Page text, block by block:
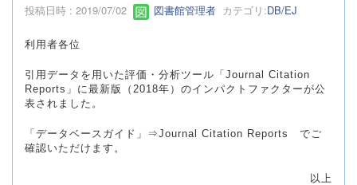
投稿日時 : 2019/07/02 図書館管理者 カテゴリ:DB/EJ
利用者各位
引用データを用いた評価・分析ツール「Journal Citation
Reports」に最新版（2018年）のインパクトファクターが公
表されました。
「データベースガイド」⇒Journal Citation Reports でご
確認いただけます。
以上